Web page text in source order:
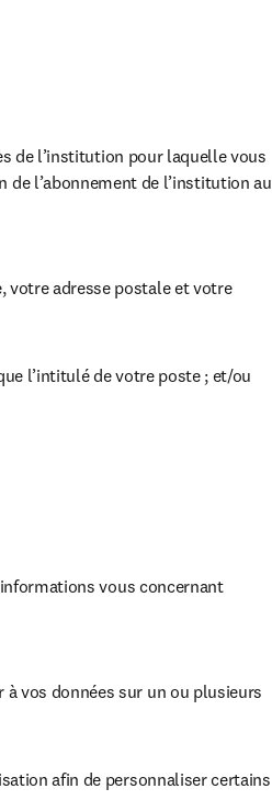
de l’institution pour laquelle vous
l’abonnement de l’institution au
votre adresse postale et votre
l’intitulé de votre poste ; et/ou
vous concernant
à vos données sur un ou plusieurs
afin de personnaliser certains